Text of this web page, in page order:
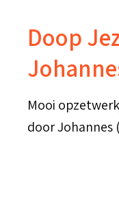
Doop
Mooi
door Johannes